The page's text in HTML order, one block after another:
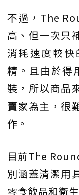
不過，The
高、但一次只
消耗速度較
精。且由於得
裝，所以商品
賣家為主，很
作。
目前The
別涵蓋清潔用
零食飲品和衛